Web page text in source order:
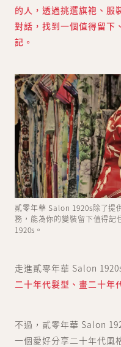
的人，透過挑選旗袍、服
對話，找到一個值得留下
記。
貳零年華 Salon 1920s除了提
務，能為你的變裝留下值得
1920s。
走進貳零年華 Salon
二十年代髮型、畫二十年
不過，貳零年華 Salon
一個愛好分享二十年代風